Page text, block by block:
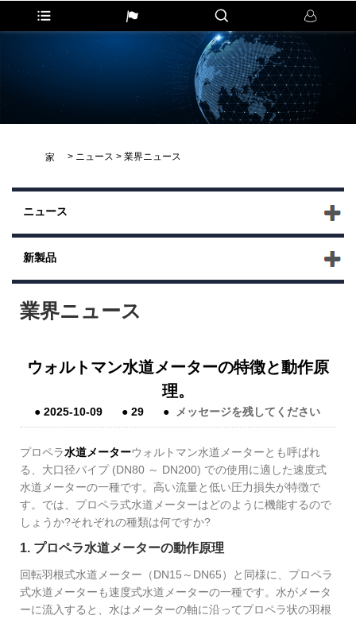
家 > ニュース > 業界ニュース
ニュース
新製品
業界ニュース
ウォルトマン水道メーターの特徴と動作原
理。
●2025-10-09 ●29 ● メッセージを残してください
プロペラ水道メーターウォルトマン水道メーターとも呼ばれ
る、大口径パイプ (DN80 ～ DN200) での使用に適した速度式
水道メーターの一種です。高い流量と低い圧力損失が特徴で
す。では、プロペラ式水道メーターはどのように機能するので
しょうか?それぞれの種類は何ですか?
1. プロペラ水道メーターの動作原理
回転羽根式水道メーター（DN15～DN65）と同様に、プロペラ
式水道メーターも速度式水道メーターの一種です。水がメータ
ーに流入すると、水はメーターの軸に沿ってプロペラ状の羽根